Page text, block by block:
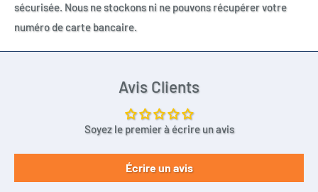
sécurisée. Nous ne stockons ni ne pouvons récupérer votre
numéro de carte bancaire.
Avis Clients
Soyez le premier à écrire un avis
Écrire un avis